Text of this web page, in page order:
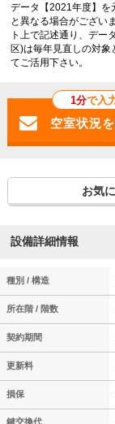
データ【2021年度】を
と異なる場合がござい
ト上で記述通り、デー
区)は毎年見直しの対象
てご活用下さい。
1分で入
お気
設備詳細情報
種別 / 構造
所在階 / 階数
契約期間
更新料
損保
鍵交換代